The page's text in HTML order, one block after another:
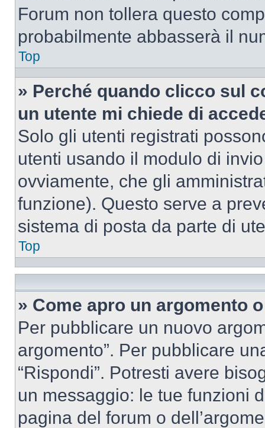
Forum non tollera questo
probabilmente abbasserà il
Top
» Perché quando clicco sul
un utente mi chiede di
Solo gli utenti registrati
utenti usando il modulo di
ovviamente, che gli
funzione). Questo serve a
sistema di posta da parte di
Top
» Come apro un argomento
Per pubblicare un nuovo
argomento”. Per pubblicare
“Rispondi”. Potresti avere
un messaggio: le tue funzioni
pagina del forum o